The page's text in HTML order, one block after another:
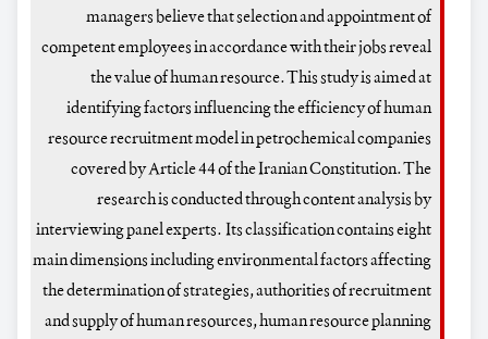
managers believe that selection and appointment of
competent employees in accordance with their jobs reveal
the value of human resource. This study is aimed at
identifying factors influencing the efficiency of human
resource recruitment model in petrochemical companies
covered by Article 44 of the Iranian Constitution. The
research is conducted through content analysis by
interviewing panel experts. Its classification contains eight
main dimensions including environmental factors affecting
the determination of strategies, authorities of recruitment
and supply of human resources, human resource planning